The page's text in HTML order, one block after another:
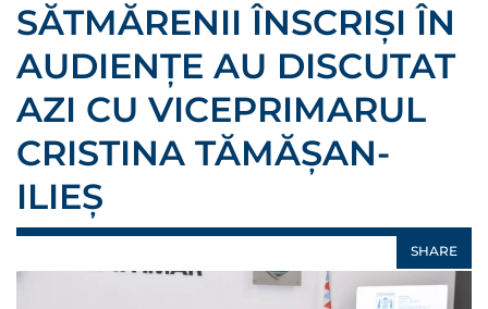
SĂTMĂRENII ÎNSCRIȘI ÎN
AUDIENȚE AU DISCUTAT
AZI CU VICEPRIMARUL
CRISTINA TĂMĂȘAN-
ILIEȘ
SHARE